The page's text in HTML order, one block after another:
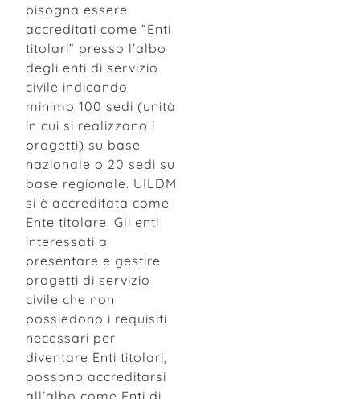
bisogna essere
accreditati come “Enti
titolari” presso l’albo
degli enti di servizio
civile indicando
minimo 100 sedi (unità
in cui si realizzano i
progetti) su base
nazionale o 20 sedi su
base regionale. UILDM
si è accreditata come
Ente titolare. Gli enti
interessati a
presentare e gestire
progetti di servizio
civile che non
possiedono i requisiti
necessari per
diventare Enti titolari,
possono accreditarsi
all’albo come Enti di